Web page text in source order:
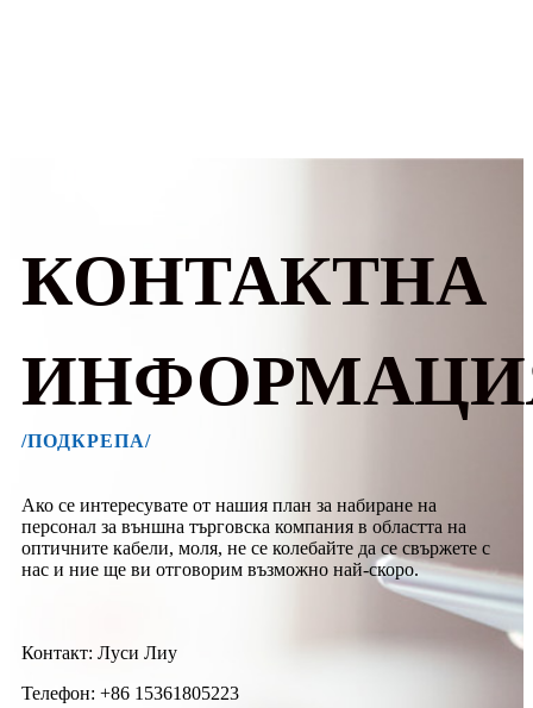
КОНТАКТНА
/ПОДКРЕПА/
Ако се интересувате от нашия план за набиране на
персонал за външна търговска компания в областта на
оптичните кабели, моля, не се колебайте да се свържете с
нас и ние ще ви отговорим възможно най-скоро.
Контакт: Луси Лиу
Телефон: +86 15361805223